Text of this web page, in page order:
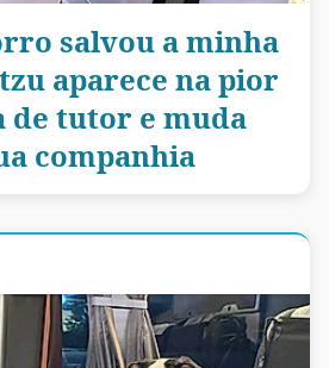
salvou a minha
aparece na pior
de tutor e muda
companhia